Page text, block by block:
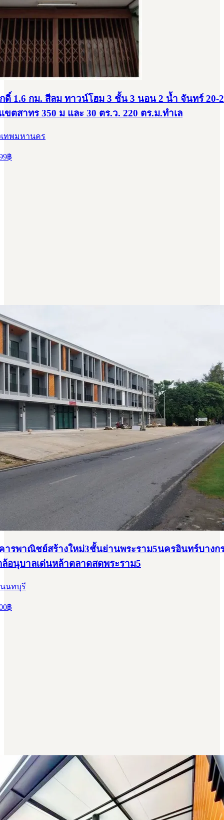
ดิ์ 1.6 กม. สีลม ทาวน์โฮม 3 ชั้น 3 นอน 2 น้ำ จันทร์ 20-
ขตสาทร 350 ม และ 30 ตร.ว. 220 ตร.ม.ทำเล
เทพมหานคร
฿
ารพาณิชย์สร้างใหม่3ชั้นย่านพระราม5นครอินทร์บางก
อนุบาลเด่นหล้าตลาดสดพระราม5
นนทบุรี
฿